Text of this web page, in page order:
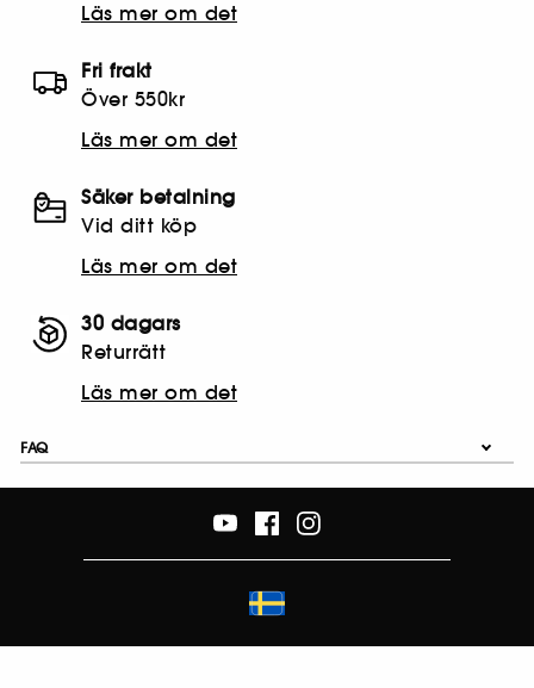
Läs mer om det
Fri frakt
Över 550kr
Läs mer om det
Säker betalning
Vid ditt köp
Läs mer om det
30 dagars
Returrätt
Läs mer om det
FAQ